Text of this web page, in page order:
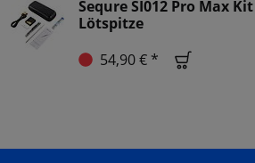
Sequre SI012 Pro Max
Lötspitze
54,90 € *